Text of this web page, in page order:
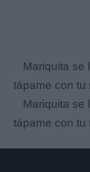
Mariquita se
tápame con tu
Mariquita se
tápame con tu